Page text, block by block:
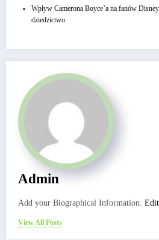
Wpływ Camerona Boyce’a na fanów
dziedzictwo
Admin
Add your Biographical Information.
View All Posts